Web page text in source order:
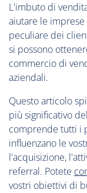
L'imbuto di
aiutare le
peculiare dei
si possono
commercio di
aziendali.
Questo articolo
più significativo
comprende tutti i
influenzano le
l'acquisizione,
referral. Potete
vostri obiettivi di